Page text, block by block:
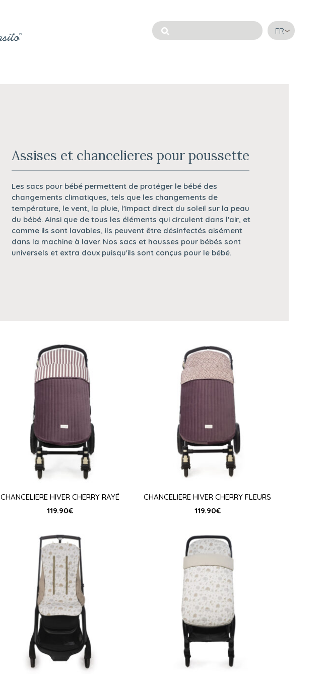
FR
Assises et chancelieres pour poussette
Les sacs pour bébé permettent de protéger le bébé des
changements climatiques, tels que les changements de
température, le vent, la pluie, l'impact direct du soleil sur la peau
du bébé. Ainsi que de tous les éléments qui circulent dans l'air, et
comme ils sont lavables, ils peuvent être désinfectés aisément
dans la machine à laver. Nos sacs et housses pour bébés sont
universels et extra doux puisqu'ils sont conçus pour le bébé.
CHANCELIERE HIVER CHERRY RAYÉ
119.90€
CHANCELIERE HIVER CHERRY FLEURS
119.90€